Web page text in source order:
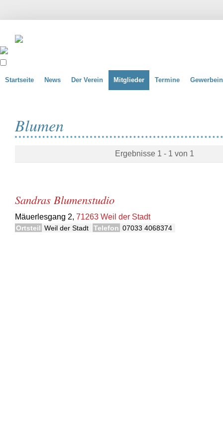
Startseite News Der Verein Mitglieder Termine
Blumen
Ergebnisse 1 - 1 von 1
Sandras Blumenstudio
Mäuerlesgang 2, 71263 Weil der Stadt
Ortsteil Weil der Stadt Telefon 07033 4068374